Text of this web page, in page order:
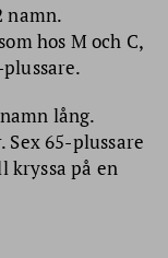
namn.
hos M och C,
lång.
65-plussare
kryssa på en